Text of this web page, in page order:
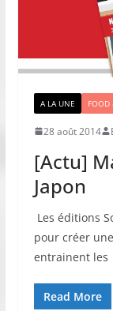
A LA UNE FOOD
28 août 2014
[Actu]
Japon
Les éditions
pour créer
entrainent les
Read More